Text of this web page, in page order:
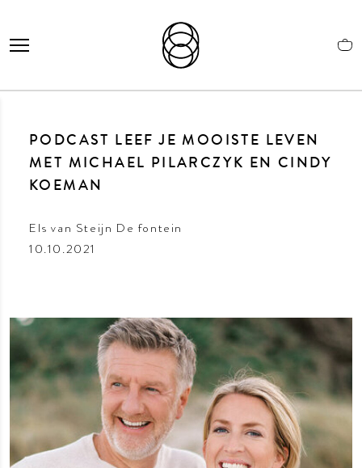
PODCAST LEEF JE MOOISTE LEVEN
MET MICHAEL PILARCZYK EN CINDY
KOEMAN
Els van Steijn De fontein
10.10.2021